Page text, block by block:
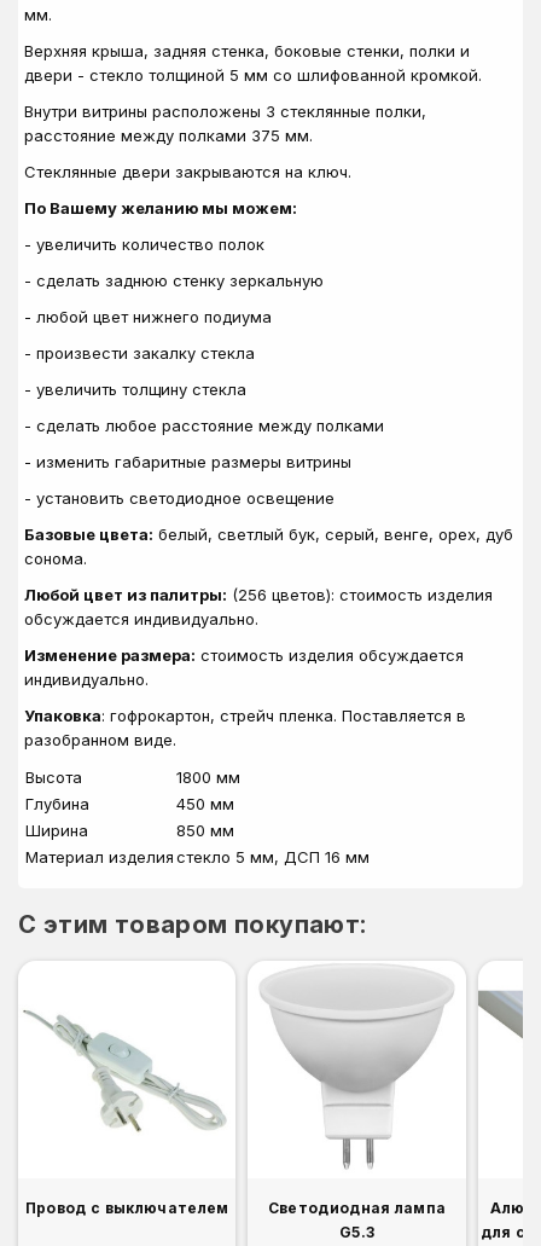
мм.
Верхняя крыша, задняя стенка, боковые стенки, полки и
двери - стекло толщиной 5 мм со шлифованной кромкой.
Внутри витрины расположены 3 стеклянные полки,
расстояние между полками 375 мм.
Стеклянные двери закрываются на ключ.
По Вашему желанию мы можем:
- увеличить количество полок
- сделать заднюю стенку зеркальную
- любой цвет нижнего подиума
- произвести закалку стекла
- увеличить толщину стекла
- сделать любое расстояние между полками
- изменить габаритные размеры витрины
- установить светодиодное освещение
Базовые цвета: белый, светлый бук, серый, венге, орех, дуб
сонома.
Любой цвет из палитры: (256 цветов): стоимость изделия
обсуждается индивидуально.
Изменение размера: стоимость изделия обсуждается
индивидуально.
Упаковка: гофрокартон, стрейч пленка. Поставляется в
разобранном виде.
Высота
1800 мм
Глубина
450 мм
Ширина
850 мм
Материал изделиястекло 5 мм, ДСП 16 мм
C этим товаром покупают:
Провод с выключателем
Светодиодная лампа
G5.3
для